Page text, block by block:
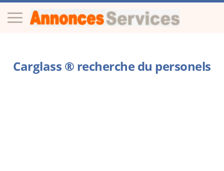
Carglass ® recherche du personels